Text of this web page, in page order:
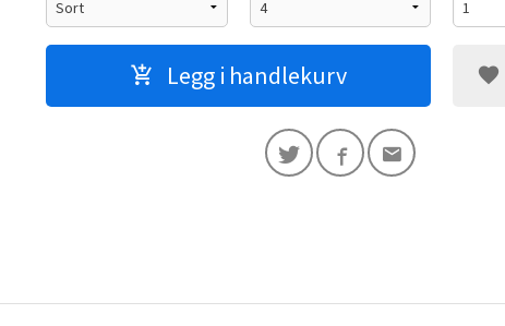
Legg i handlekurv